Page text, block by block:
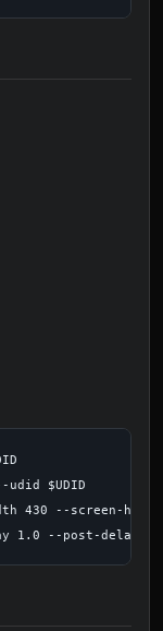
$UDID
430 --screen-